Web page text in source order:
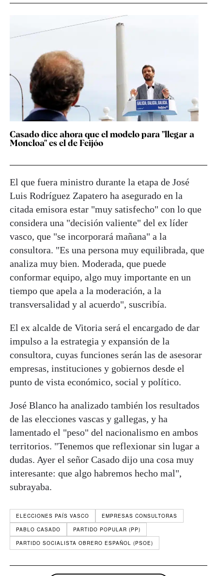
Casado dice ahora que el modelo para "llegar a
Moncloa" es el de Feijóo
El que fuera ministro durante la etapa de José
Luis Rodríguez Zapatero ha asegurado en la
citada emisora estar "muy satisfecho" con lo que
considera una "decisión valiente" del ex líder
vasco, que "se incorporará mañana" a la
consultora. "Es una persona muy equilibrada, que
analiza muy bien. Moderada, que puede
conformar equipo, algo muy importante en un
tiempo que apela a la moderación, a la
transversalidad y al acuerdo", suscribía.
El ex alcalde de Vitoria será el encargado de dar
impulso a la estrategia y expansión de la
consultora, cuyas funciones serán las de asesorar
empresas, instituciones y gobiernos desde el
punto de vista económico, social y político.
José Blanco ha analizado también los resultados
de las elecciones vascas y gallegas, y ha
lamentado el "peso" del nacionalismo en ambos
territorios. "Tenemos que reflexionar sin lugar a
dudas. Ayer el señor Casado dijo una cosa muy
interesante: que algo habremos hecho mal",
subrayaba.
ELECCIONES PAÍS VASCO
EMPRESAS CONSULTORAS
PABLO CASADO
PARTIDO POPULAR (PP)
PARTIDO SOCIALISTA OBRERO ESPAÑOL (PSOE)